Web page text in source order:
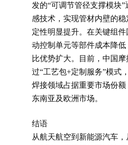
发的“可调节管径支撑模块
感技术，实现管材内壁的
定性明显提升。在关键组
动控制单元等部件成本降
比优势扩大。目前，中国
过“工艺包+定制服务”模式
焊接领域占据重要市场份
东南亚及欧洲市场。
结语
从航天航空到新能源汽车